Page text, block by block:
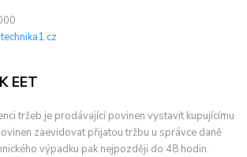
EET
tržeb je prodávající povinen vystavit kupujícímu
zaevidovat přijatou tržbu u správce daně
výpadku pak nejpozději do 48 hodin.